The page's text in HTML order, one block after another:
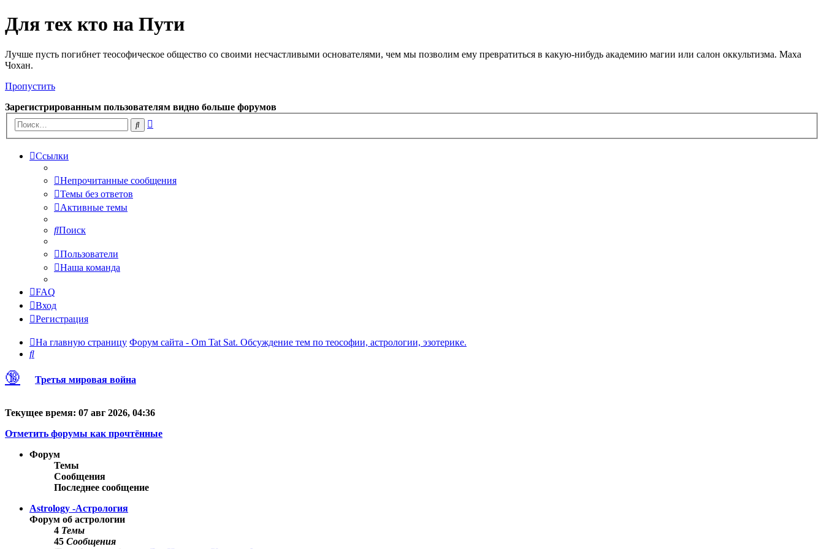
Для тех кто на Пути
Лучше пусть погибнет теософическое общество со своими несчастливыми основателями, чем мы позволим ему превратиться в какую-нибудь академию магии или салон оккультизма. Маха
Чохан.
Пропустить
Зарегистрированным пользователям видно больше форумов
Поиск
Ссылки
Непрочитанные сообщения
Темы без ответов
Активные темы
Поиск
Пользователи
Наша команда
FAQ
Вход
Регистрация
На главную страницу Форум сайта - Om Tat Sat. Обсуждение тем по теософии, астрологии, эзотерике.
Поиск
🔞 Третья мировая война
Текущее время: 07 авг 2026, 04:36
Отметить форумы как прочтённые
Форум
Темы
Сообщения
Последнее сообщение
Astrology -Астрология
Форум об астрологии
4 Темы
45 Сообщения